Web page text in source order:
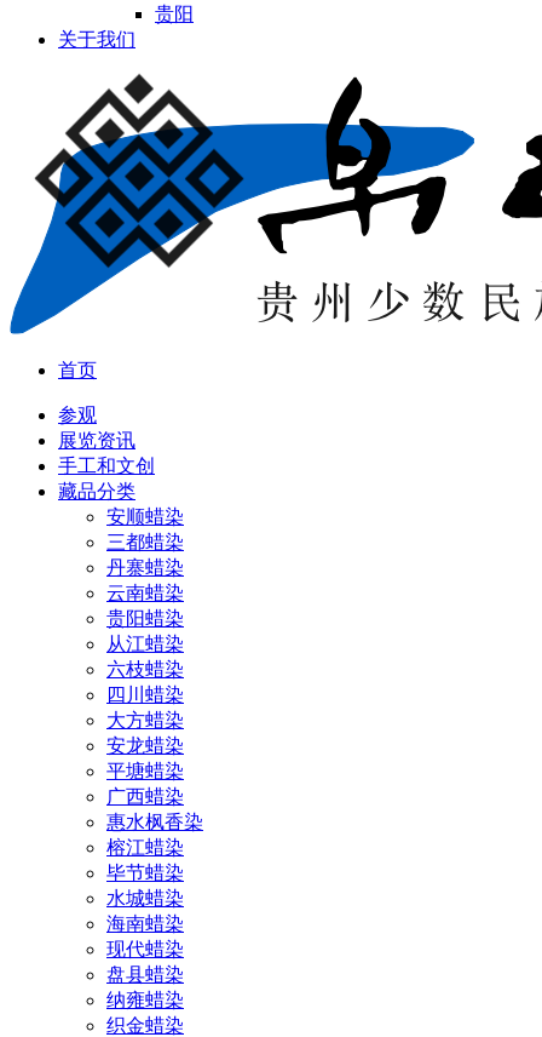
贵阳
关于我们
首页
参观
展览资讯
手工和文创
藏品分类
安顺蜡染
三都蜡染
丹寨蜡染
云南蜡染
贵阳蜡染
从江蜡染
六枝蜡染
四川蜡染
大方蜡染
安龙蜡染
平塘蜡染
广西蜡染
惠水枫香染
榕江蜡染
毕节蜡染
水城蜡染
海南蜡染
现代蜡染
盘县蜡染
纳雍蜡染
织金蜡染